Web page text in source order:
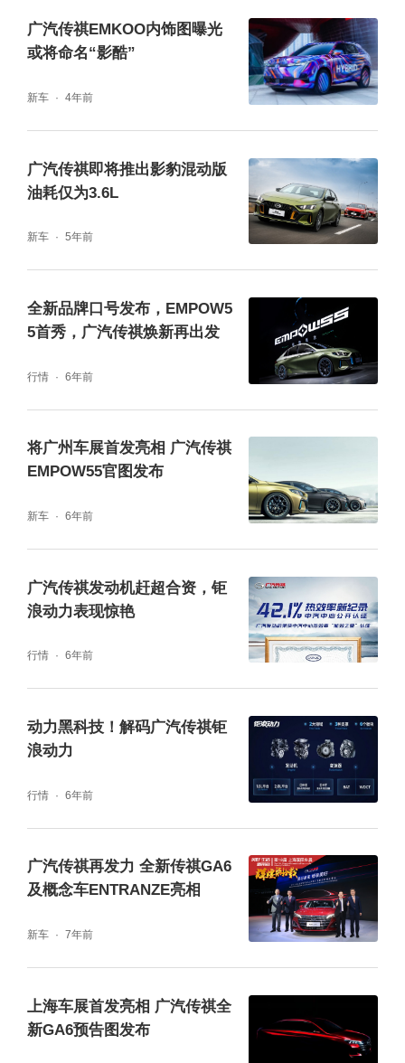
GMC混动系统在行业内首次整机通过10g振动
加速度可靠性验证，相当于混动A级轿车40k
m/h过减速带振动冲击的3倍。同时该套系统经
过了超10万小时的台架试验,整车等效1000万
公里的验证，涵盖高寒、高温、高原、高湿、
高腐、山区、沙尘等全地域气候适应性道路，
全方位验证了系统的可靠性、高品质。
发布会上，作为广汽集团汇聚全球研发资源、
先锋SUV”影酷正式亮相。通过在造型、动力、
科技配置等方面汇聚更前卫、更智能的酷感元
素，并用新潮酷炫的共创态度，影酷迅速挑起
众多年轻消费者的兴趣。
自EMKOO概念车亮相以来，就广受消费者期
步采取了与用户共创形式。通过在各大平台进
行的中文名征集，并最终票选出“影酷”名称。
广汽传祺EMKOO内饰图曝光
或将命名“影酷”
新车 4年前
广汽传祺即将推出影豹混动版
油耗仅为3.6L
新车 5年前
全新品牌口号发布，EMPOW5
5首秀，广汽传祺焕新再出发
行情 6年前
将广州车展首发亮相 广汽传祺
EMPOW55官图发布
新车 6年前
广汽传祺发动机赶超合资，钜
浪动力表现惊艳
行情 6年前
动力黑科技！解码广汽传祺钜
浪动力
行情 6年前
广汽传祺再发力 全新传祺GA6
及概念车ENTRANZE亮相
新车 7年前
上海车展首发亮相 广汽传祺全
新GA6预告图发布